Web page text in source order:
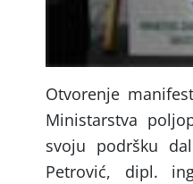
Otvorenje
Ministarstva
svoju podršku
Petrović, dipl.